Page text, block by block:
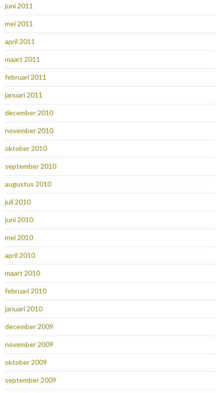
juni 2011
mei 2011
april 2011
maart 2011
februari 2011
januari 2011
december 2010
november 2010
oktober 2010
september 2010
augustus 2010
juli 2010
juni 2010
mei 2010
april 2010
maart 2010
februari 2010
januari 2010
december 2009
november 2009
oktober 2009
september 2009